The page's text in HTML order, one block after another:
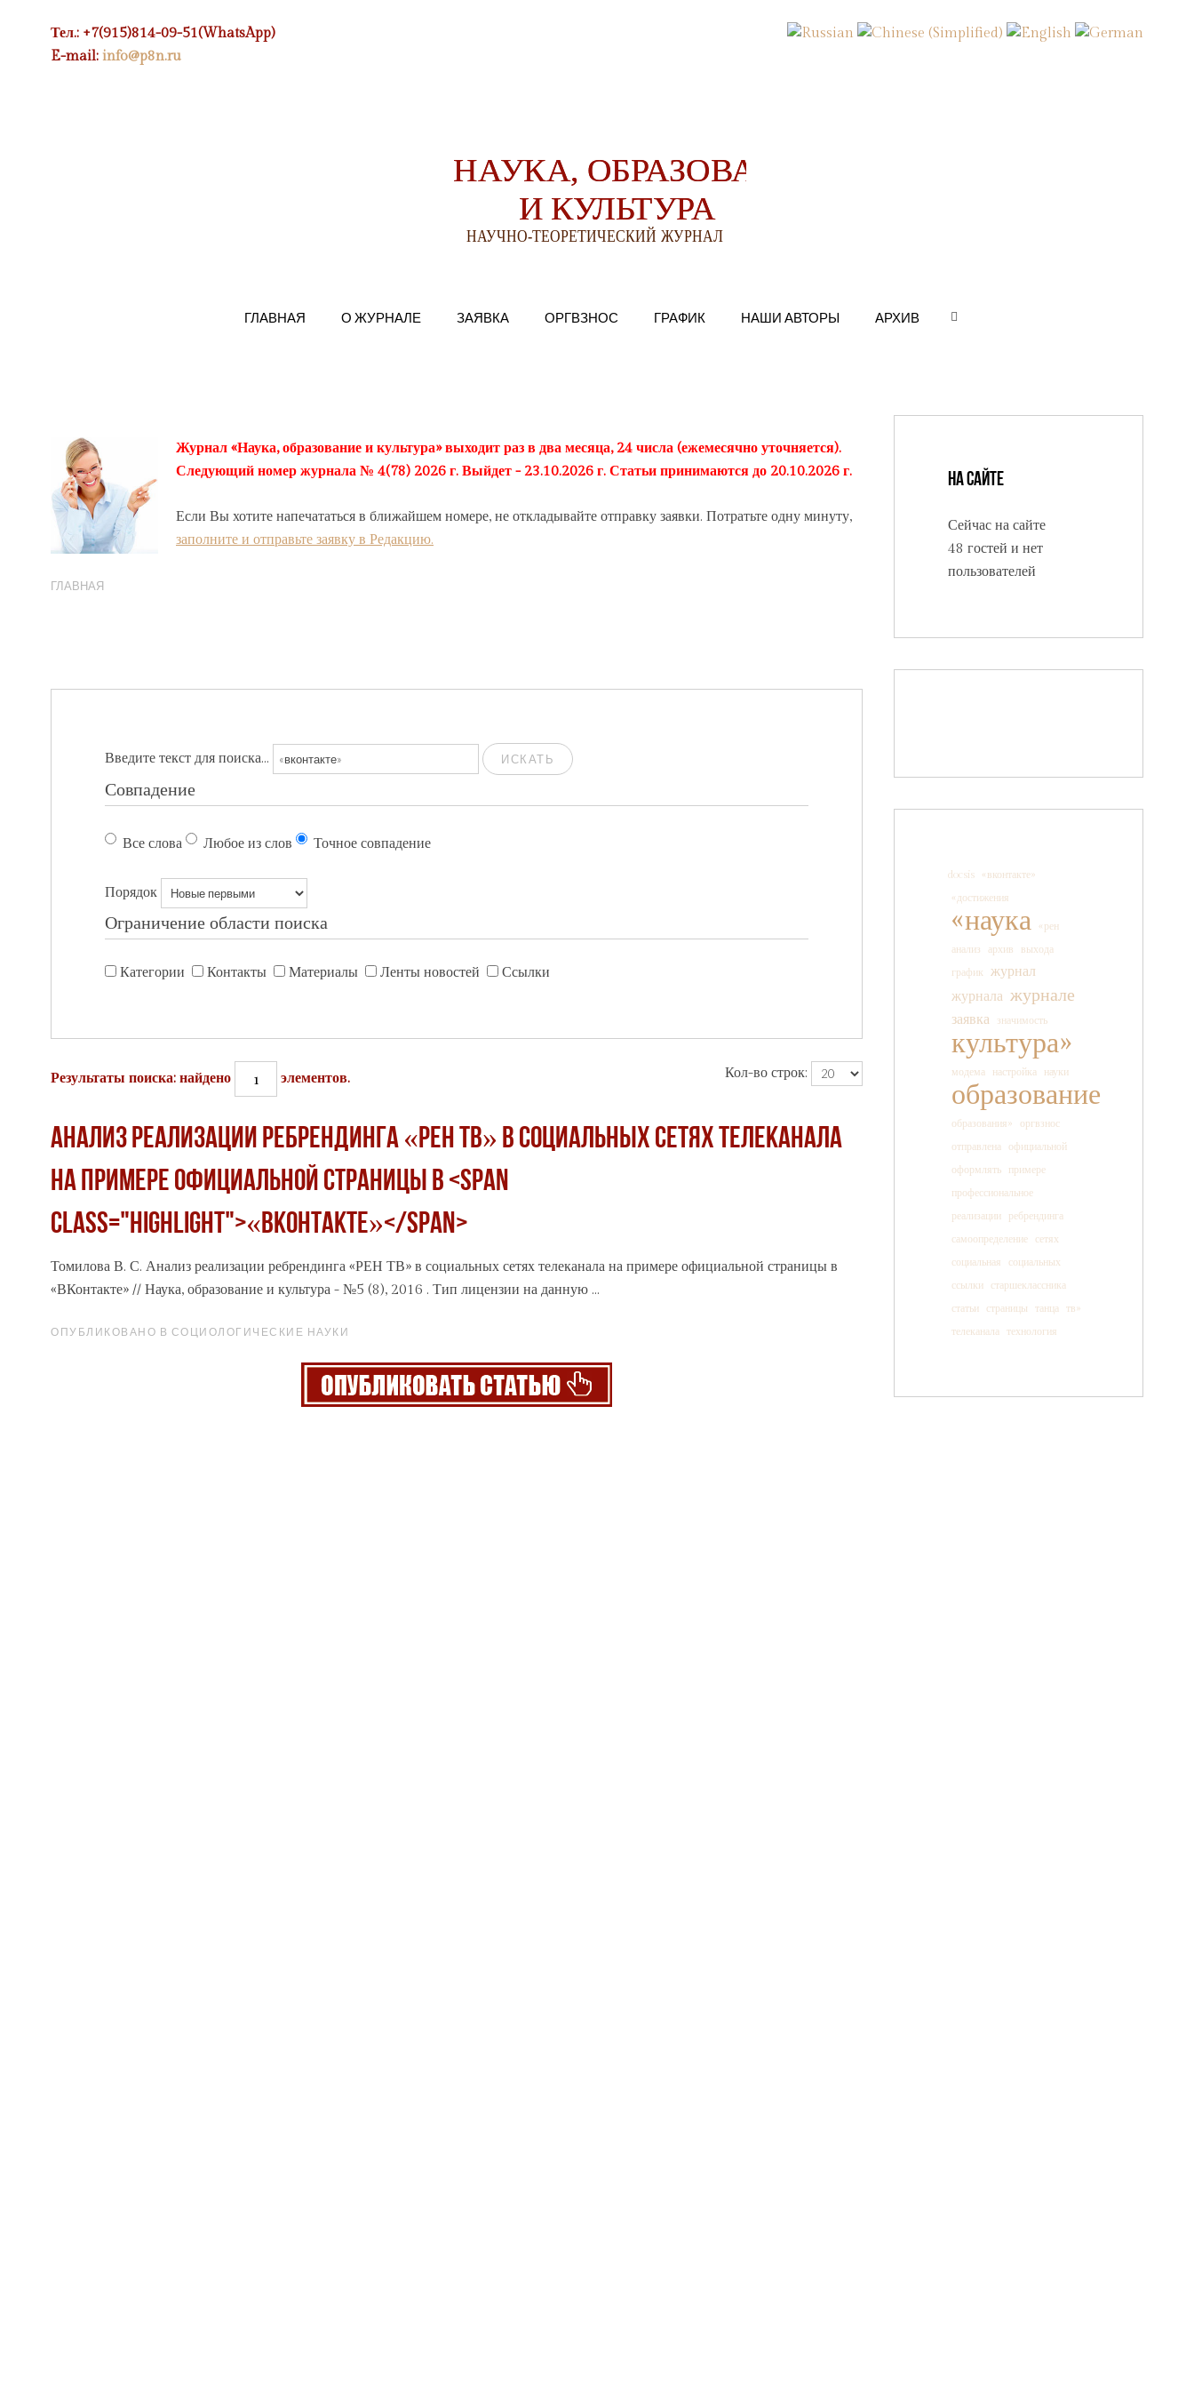
Тел.: +7(915)814-09-51(WhatsApp)
E-mail: info@p8n.ru
ГЛАВНАЯ О ЖУРНАЛЕ ЗАЯВКА ОРГВЗНОС ГРАФИК НАШИ АВТОРЫ АРХИВ
Журнал «Наука, образование и культура» выходит раз в два месяца, 24 числа (ежемесячно уточняется).
Следующий номер журнала № 4(78) 2026 г. Выйдет - 23.10.2026 г. Статьи принимаются до 20.10.2026 г.
Если Вы хотите напечататься в ближайшем номере, не откладывайте отправку заявки. Потратьте одну минуту,
заполните и отправьте заявку в Редакцию.
ГЛАВНАЯ
Введите текст для поиска... ИСКАТЬ
Совпадение
Все слова Любое из слов Точное совпадение
Порядок
Ограничение области поиска
Категории Контакты Материалы Ленты новостей Ссылки
Результаты поиска: найдено 1 элементов. Кол-во строк:
Анализ реализации ребрендинга «РЕН ТВ» в социальных сетях телеканала
на примере официальной страницы в <span
class="highlight">«ВКонтакте»</span>
Томилова В. С. Анализ реализации ребрендинга «РЕН ТВ» в социальных сетях телеканала на примере официальной страницы в
«ВКонтакте» // Наука, образование и культура - №5 (8), 2016 . Тип лицензии на данную ...
ОПУБЛИКОВАНО В СОЦИОЛОГИЧЕСКИЕ НАУКИ
На сайте
Сейчас на сайте
48 гостей и нет
пользователей
docsis
«вконтакте»
«достижения
«наука
«рен
анализ
архив
выхода
график
журнал
журнала журнале
заявка значимость
культура»
модема настройка науки
образование
образования»
оргвзнос
отправлена
официальной
оформлять
примере
профессиональное
реализации
ребрендинга
самоопределение
сетях
социальная
социальных
ссылки
старшеклассника
статьи
страницы танца тв»
телеканала технология